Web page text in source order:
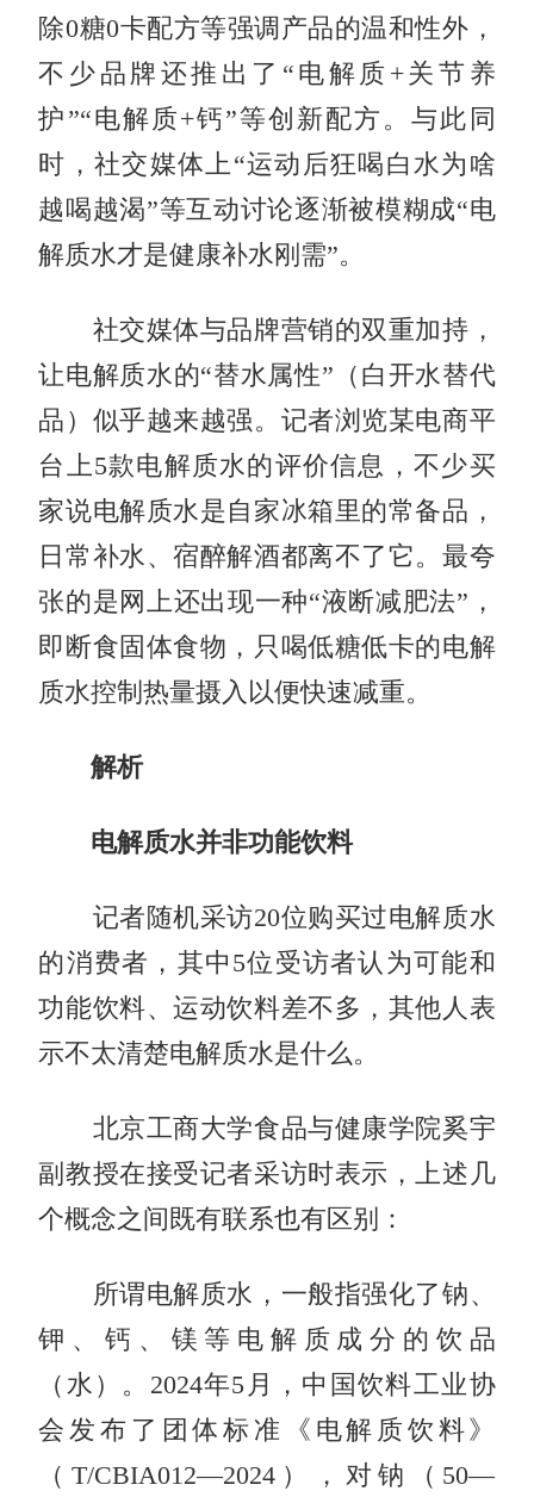
除0糖0卡配方等强调产品的温和性外，
不少品牌还推出了“电解质+关节养
护”“电解质+钙”等创新配方。与此同
时，社交媒体上“运动后狂喝白水为啥
越喝越渴”等互动讨论逐渐被模糊成“电
解质水才是健康补水刚需”。
社交媒体与品牌营销的双重加持，
让电解质水的“替水属性”（白开水替代
品）似乎越来越强。记者浏览某电商平
台上5款电解质水的评价信息，不少买
家说电解质水是自家冰箱里的常备品，
日常补水、宿醉解酒都离不了它。最夸
张的是网上还出现一种“液断减肥法”，
即断食固体食物，只喝低糖低卡的电解
质水控制热量摄入以便快速减重。
解析
电解质水并非功能饮料
记者随机采访20位购买过电解质水
的消费者，其中5位受访者认为可能和
功能饮料、运动饮料差不多，其他人表
示不太清楚电解质水是什么。
北京工商大学食品与健康学院奚宇
副教授在接受记者采访时表示，上述几
个概念之间既有联系也有区别：
所谓电解质水，一般指强化了钠、
钾、钙、镁等电解质成分的饮品
（水）。2024年5月，中国饮料工业协
会发布了团体标准《电解质饮料》
（T/CBIA012—2024），对钠（50—